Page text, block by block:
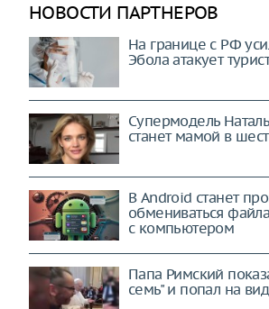
НОВОСТИ ПАРТНЕРОВ
На границе с РФ
Эбола атакует
Супермодель
станет мамой в
В Android станет
обмениваться
с компьютером
Папа Римский
семь" и попал на